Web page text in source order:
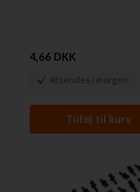
4,66 DKK
Afsendes i morgen